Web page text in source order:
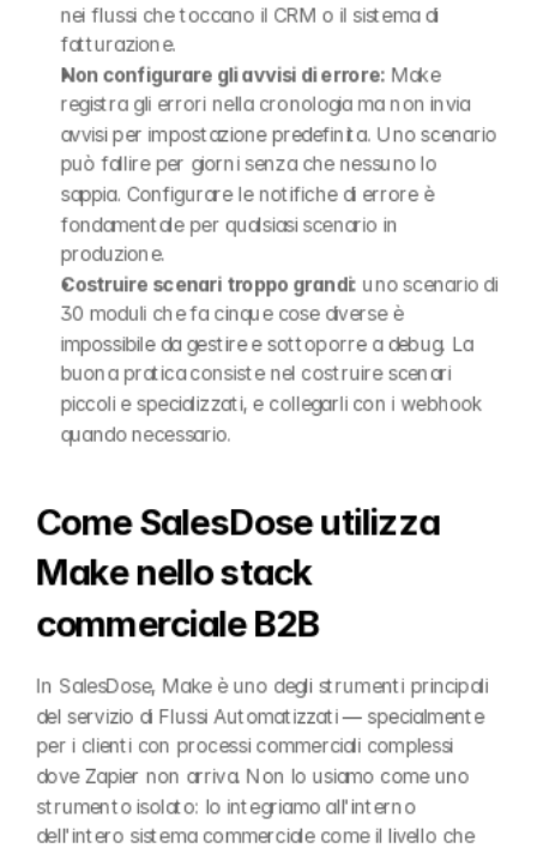
nei flussi che toccano il CRM o il sistema di
fatturazione.
Non configurare gli avvisi di errore: Make
registra gli errori nella cronologia ma non invia
avvisi per impostazione predefinita. Uno scenario
può fallire per giorni senza che nessuno lo
sappia. Configurare le notifiche di errore è
fondamentale per qualsiasi scenario in
produzione.
Costruire scenari troppo grandi: uno scenario di
30 moduli che fa cinque cose diverse è
impossibile da gestire e sottoporre a debug. La
buona pratica consiste nel costruire scenari
piccoli e specializzati, e collegarli con i webhook
quando necessario.
Come SalesDose utilizza
Make nello stack
commerciale B2B
In SalesDose, Make è uno degli strumenti principali
del servizio di Flussi Automatizzati — specialmente
per i clienti con processi commerciali complessi
dove Zapier non arriva. Non lo usiamo come uno
strumento isolato: lo integriamo all'interno
dell'intero sistema commerciale come il livello che